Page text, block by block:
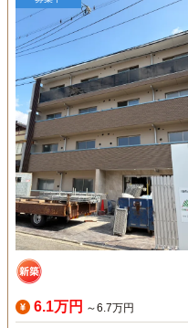
6.1万円 ～6.7万円